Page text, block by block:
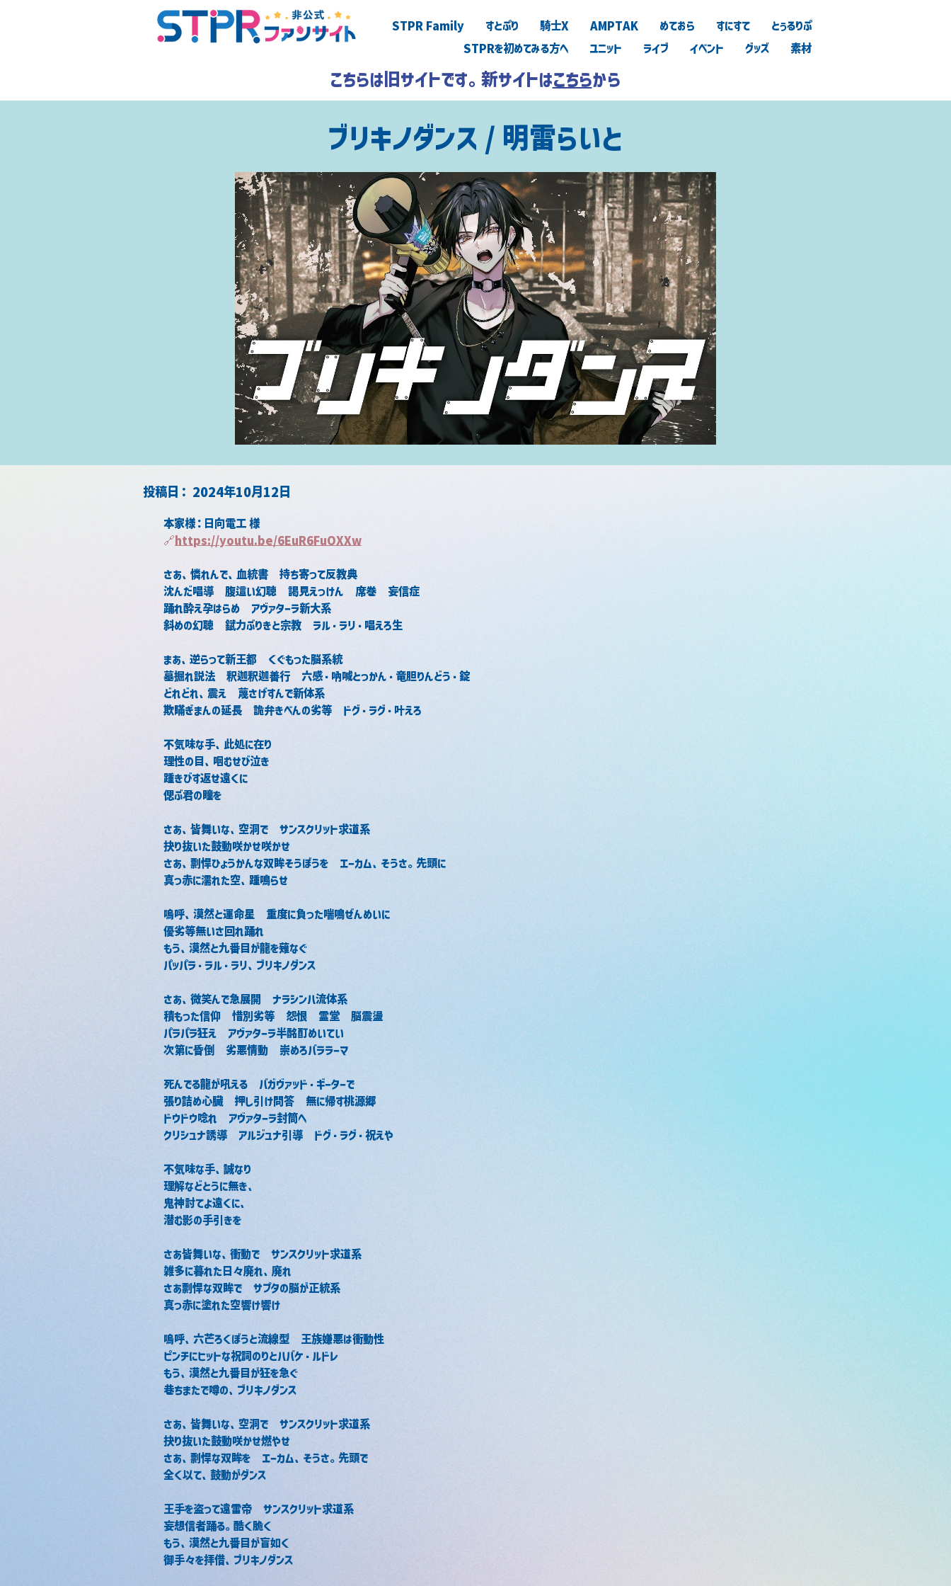
STPR Family すとぷり 騎士X AMPTAK めておら すにすて
とぅるりぷ
STPRを初めてみる方へ
ユニット ライブ イベント グッズ 素材
こちらは旧サイトです。新サイトはこちらから
ブリキノダンス / 明雷らいと
2024年10月12日
​投稿日：
本家様：日向電工 様
🔗https://youtu.be/6EuR6FuOXXw
さあ、憐れんで、血統書　持ち寄って反教典
沈んだ唱導　腹這い幻聴　謁見えっけん　席巻　妄信症
踊れ酔え孕はらめ　アヴァターラ新大系
斜めの幻聴　錻力ぶりきと宗教　ラル・ラリ・唱えろ生
まあ、逆らって新王都　くぐもった脳系統
墓掘れ説法　釈迦釈迦善行　六感・吶喊とっかん・竜胆りんどう・錠
どれどれ、震え　蔑さげすんで新体系
欺瞞ぎまんの延長　詭弁きべんの劣等　ドグ・ラグ・叶えろ
不気味な手、此処に在り
理性の目、咽むせび泣き
踵きびす返せ遠くに
偲ぶ君の瞳を
さあ、皆舞いな、空洞で　サンスクリット求道系
抉り抜いた鼓動咲かせ咲かせ
さあ、剽悍ひょうかんな双眸そうぼうを　エーカム、そうさ。先頭に
真っ赤に濡れた空、踵鳴らせ
嗚呼、漠然と運命星　重度に負った喘鳴ぜんめいに
優劣等無いさ回れ踊れ
もう、漠然と九番目が龍を薙なぐ
パッパラ・ラル・ラリ、ブリキノダンス
さあ、微笑んで急展開　ナラシンハ流体系
積もった信仰　惜別劣等　怨恨　霊堂　脳震盪
パラパラ狂え　アヴァターラ半酩酊めいてい
次第に昏倒　劣悪情動　崇めろバララーマ
死んでる龍が吼える　バガヴァッド・ギーターで
張り詰め心臓　押し引け問答　無に帰す桃源郷
ドウドウ唸れ　アヴァターラ封筒へ
クリシュナ誘導　アルジュナ引導　ドグ・ラグ・祝えや
不気味な手、誠なり
理解などとうに無き、
鬼神討てよ遠くに、
潜む影の手引きを
さあ皆舞いな、衝動で　サンスクリット求道系
雑多に暮れた日々廃れ、廃れ
さあ剽悍な双眸で　サプタの脳が正統系
真っ赤に塗れた空響け響け
嗚呼、六芒ろくぼうと流線型　王族嫌悪は衝動性
ピンチにヒットな祝詞のりとハバケ・ルドレ
もう、漠然と九番目が狂を急ぐ
巷ちまたで噂の、ブリキノダンス
さあ、皆舞いな、空洞で　サンスクリット求道系
抉り抜いた鼓動咲かせ燃やせ
さあ、剽悍な双眸を　エーカム、そうさ。先頭で
全く以て、鼓動がダンス
王手を盗って遠雷帝　サンスクリット求道系
妄想信者踊る。酷く脆く
もう、漠然と九番目が盲如く
御手々を拝借、ブリキノダンス